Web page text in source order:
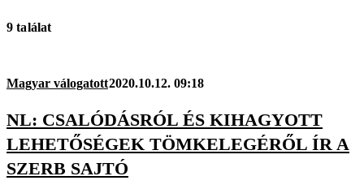
9 találat
Magyar válogatott2020.10.12. 09:18
NL: CSALÓDÁSRÓL ÉS KIHAGYOTT
LEHETŐSÉGEK TÖMKELEGÉRŐL ÍR A
SZERB SAJTÓ